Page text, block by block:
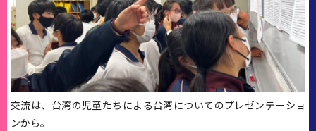
交流は、台湾の児童たちによる台湾についてのプレゼンテーショ
ンから。